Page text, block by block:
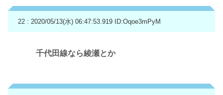
22 : 2020/05/13(水) 06:47:53.919 ID:Oqoe3mPyM
千代田線なら綾瀬とか